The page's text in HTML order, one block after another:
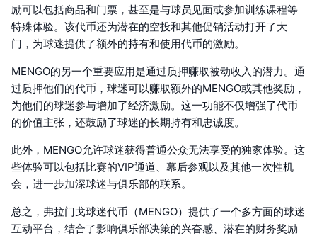
励可以包括商品和门票，甚至是与球员见面或参加训练课程等
特殊体验。该代币还为潜在的空投和其他促销活动打开了大
门，为球迷提供了额外的持有和使用代币的激励。
MENGO的另一个重要应用是通过质押赚取被动收入的潜力。通
过质押他们的代币，球迷可以赚取额外的MENGO或其他奖励，
为他们的球迷参与增加了经济激励。这一功能不仅增强了代币
的价值主张，还鼓励了球迷的长期持有和忠诚度。
此外，MENGO允许球迷获得普通公众无法享受的独家体验。这
些体验可以包括比赛的VIP通道、幕后参观以及其他一次性机
会，进一步加深球迷与俱乐部的联系。
总之，弗拉门戈球迷代币（MENGO）提供了一个多方面的球迷
互动平台，结合了影响俱乐部决策的兴奋感、潜在的财务奖励